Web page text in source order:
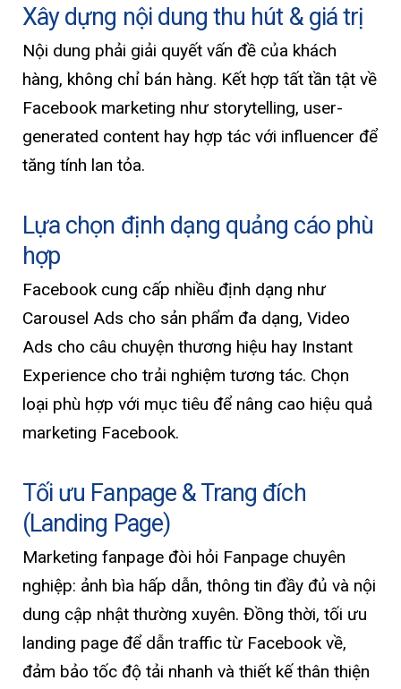
Xây dựng nội dung thu hút & giá trị
Nội dung phải giải quyết vấn đề của khách
hàng, không chỉ bán hàng. Kết hợp tất tần tật về
Facebook marketing như storytelling, user-
generated content hay hợp tác với influencer để
tăng tính lan tỏa.
Lựa chọn định dạng quảng cáo phù
hợp
Facebook cung cấp nhiều định dạng như
Carousel Ads cho sản phẩm đa dạng, Video
Ads cho câu chuyện thương hiệu hay Instant
Experience cho trải nghiệm tương tác. Chọn
loại phù hợp với mục tiêu để nâng cao hiệu quả
marketing Facebook.
Tối ưu Fanpage & Trang đích
(Landing Page)
Marketing fanpage đòi hỏi Fanpage chuyên
nghiệp: ảnh bìa hấp dẫn, thông tin đầy đủ và nội
dung cập nhật thường xuyên. Đồng thời, tối ưu
landing page để dẫn traffic từ Facebook về,
đảm bảo tốc độ tải nhanh và thiết kế thân thiện